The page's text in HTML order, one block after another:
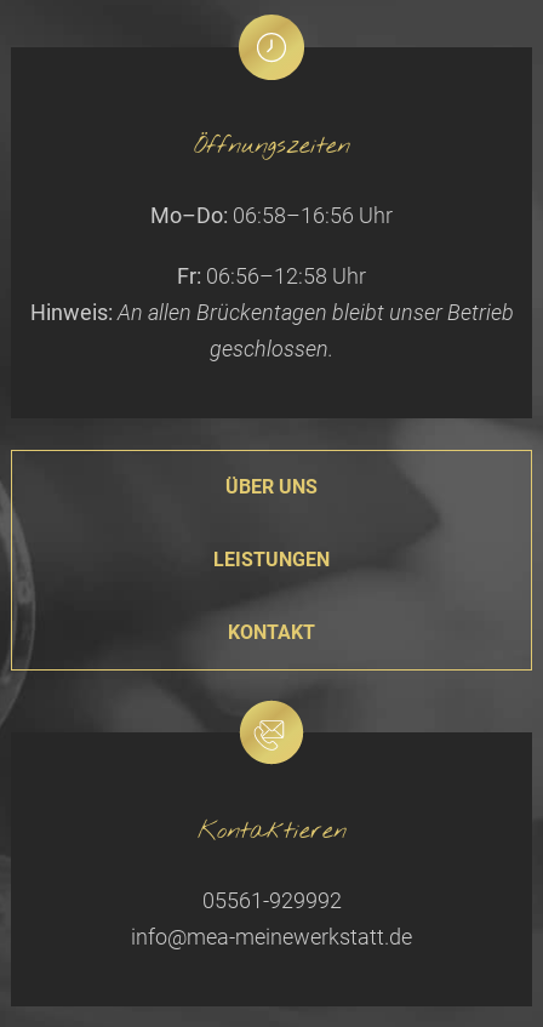
Öffnungszeiten
Mo–Do: 06:58–16:56 Uhr
Fr: 06:56–12:58 Uhr
Hinweis: An allen Brückentagen bleibt unser Betrieb
geschlossen.
ÜBER UNS
LEISTUNGEN
KONTAKT
Kontaktieren
05561-929992
info@mea-meinewerkstatt.de